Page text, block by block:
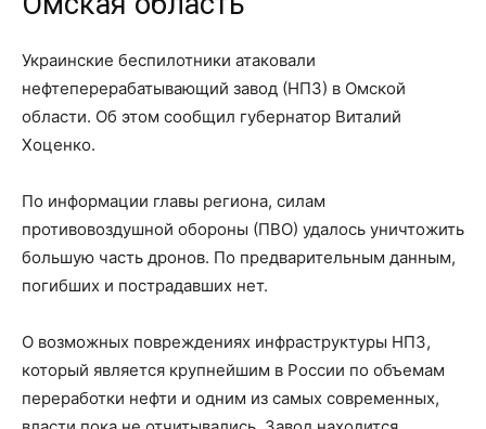
Украинские беспилотники атаковали
нефтеперерабатывающий завод (НПЗ) в Омской
области. Об этом сообщил губернатор Виталий
Хоценко.
По информации главы региона, силам
противовоздушной обороны (ПВО) удалось уничтожить
большую часть дронов. По предварительным данным,
погибших и пострадавших нет.
О возможных повреждениях инфраструктуры НПЗ,
который является крупнейшим в России по объемам
переработки нефти и одним из самых современных,